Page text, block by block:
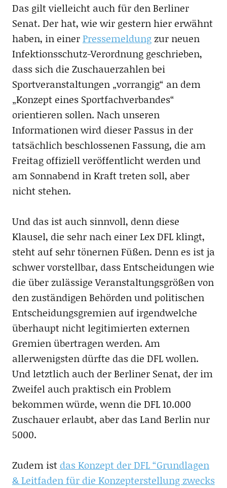
Das gilt vielleicht auch für den Berliner
Senat. Der hat, wie wir gestern hier erwähnt
haben, in einerPressemeldungzur neuen
Infektionsschutz-Verordnung geschrieben,
dass sich die Zuschauerzahlen bei
Sportveranstaltungen „vorrangig“ an dem
„Konzept eines Sportfachverbandes“
orientieren sollen. Nach unseren
Informationen wird dieser Passus in der
tatsächlich beschlossenen Fassung, die am
Freitag offiziell veröffentlicht werden und
am Sonnabend in Kraft treten soll, aber
nicht stehen.
Und das ist auch sinnvoll, denn diese
Klausel, die sehr nach einer Lex DFL klingt,
steht auf sehr tönernen Füßen. Denn es ist ja
schwer vorstellbar, dass Entscheidungen wie
die über zulässige Veranstaltungsgrößen von
den zuständigen Behörden und politischen
Entscheidungsgremien auf irgendwelche
überhaupt nicht legitimierten externen
Gremien übertragen werden. Am
allerwenigsten dürfte das die DFL wollen.
Und letztlich auch der Berliner Senat, der im
Zweifel auch praktisch ein Problem
bekommen würde, wenn die DFL 10.000
Zuschauer erlaubt, aber das Land Berlin nur
5000.
Zudem ist das Konzept der DFL “Grundlagen
& Leitfaden für die Konzepterstellung zwecks